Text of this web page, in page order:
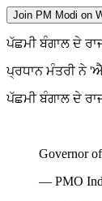
Join PM Modi on
ਪੱਛਮੀ ਬੰਗਾਲ ਦੇ
ਪ੍ਰਧਾਨ ਮੰਤਰੀ ਨੇ
ਪੱਛਮੀ ਬੰਗਾਲ ਦੇ
Governor
— PMO